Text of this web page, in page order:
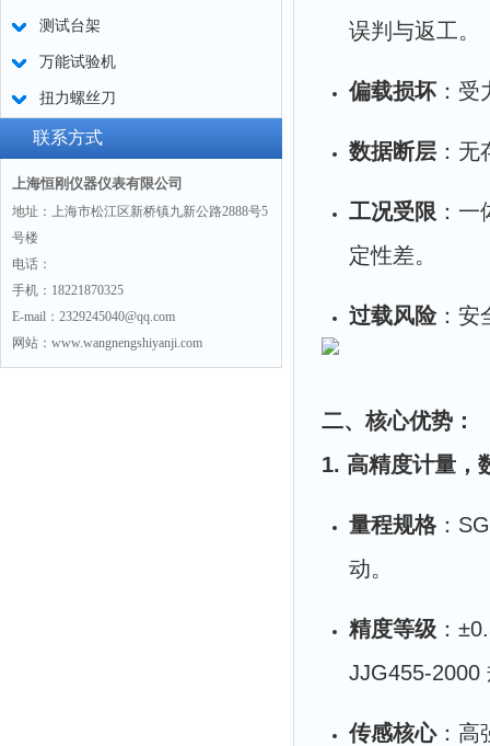
测试台架
万能试验机
扭力螺丝刀
联系方式
上海恒刚仪器仪表有限公司
地址：上海市松江区新桥镇九新公路2888号5
号楼
电话：
手机：18221870325
E-mail：2329245040@qq.com
网站：www.wangnengshiyanji.com
误判与返工。
偏载损坏 ：
数据断层 ：
工况受限 ：
定性差。
过载风险：安
二、核心优势：
1. 高精度计量，
量程规格 ：
动。
精度等级 ：
JJG455-2000
传感核心：高